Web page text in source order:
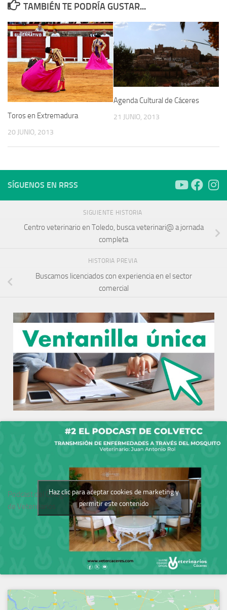
TAMBIÉN TE PODRÍA GUSTAR...
Toros en Extremadura
20 JUNIO, 2013
Agenda Cultural de Cáceres
21 JUNIO, 2013
SÍGUENOS EN RRSS
SIGUIENTE HISTORIA
Centro veterinario en Toledo, busca veterinari@ a jornada
completa
HISTORIA PREVIA
Buscamos licenciados con experiencia en el sector
comercial
Podcast del Colegio
de Veterinarios
Haz clic para aceptar cookies de marketing y
permitir este contenido